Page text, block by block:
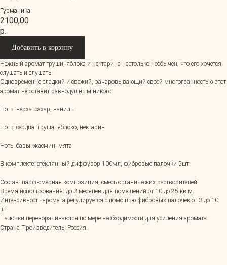
Гурманика
2100,00
р.
Добавить в корзину
Нежный аромат груши, яблока и нектарина настолько необычен, что его хочется
слушать и слушать.
Одновременно сладкий и свежий, зачаровывающий своей многогранностью этот
аромат не оставит равнодушным никого.
Ноты верха: сахар, ваниль
Ноты сердца: груша. яблоко, нектарин
Ноты базы: жасмин, мята
В комплекте: стеклянный диффузор 100мл, фибровые палочки 5шт.
Состав: парфюмерная композиция, смесь органических растворителей.
Время использования: до 3 месяцев для помещений от 10 до 25 кв м.
Интенсивность аромата регулируется с помощью фибровых палочек от 3 до 10
шт.
Палочки переворачиваются по мере необходимости для усиления аромата.
Страна Производитель: Россия.